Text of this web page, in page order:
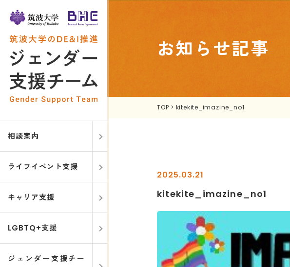
相談案内
ライフイベント支援
キャリア支援
LGBTQ+支援
ジェンダー支援チー
お知らせ記事
TOP > kitekite_imazine_no1
2025.03.21
kitekite_imazine_no1